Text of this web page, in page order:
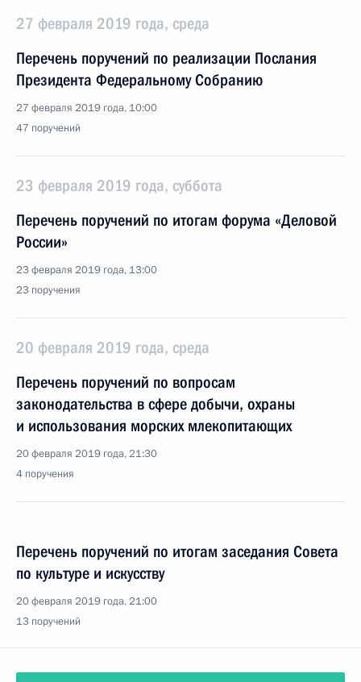
27 февраля 2019 года, среда
Перечень поручений по реализации Послания
Президента Федеральному Собранию
27 февраля 2019 года, 10:00
47 поручений
23 февраля 2019 года, суббота
Перечень поручений по итогам форума «Деловой
России»
23 февраля 2019 года, 13:00
23 поручения
20 февраля 2019 года, среда
Перечень поручений по вопросам
законодательства в сфере добычи, охраны
и использования морских млекопитающих
20 февраля 2019 года, 21:30
4 поручения
Перечень поручений по итогам заседания Совета
по культуре и искусству
20 февраля 2019 года, 21:00
13 поручений